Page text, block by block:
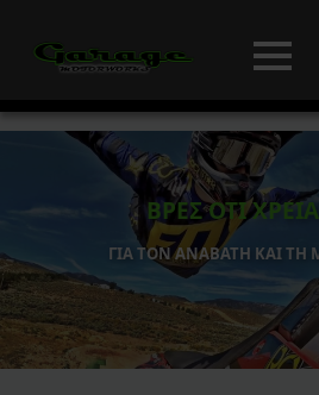
ΒΡΕΣ ΟΤΙ
ΓΙΑ ΤΟΝ ΑΝΑΒΑΤΗ ΚΑΙ ΤΗ